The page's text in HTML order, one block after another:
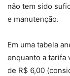
não tem sido
e manutenção.
Em uma tabela
enquanto a tarifa
de R$ 6,00